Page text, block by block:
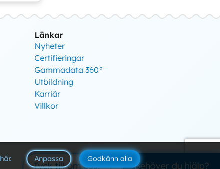
Anpassa Godkänn alla
Länkar
Nyheter
Certifieringar
Gammadata 360°
Utbildning
Karriär
Villkor
Tyck till om oss! Behöver du hjälp?